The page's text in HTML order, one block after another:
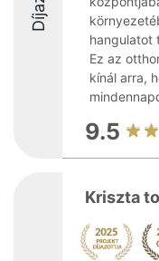
hangulatot
Ez az
kínál arra,
9.5
Kriszta